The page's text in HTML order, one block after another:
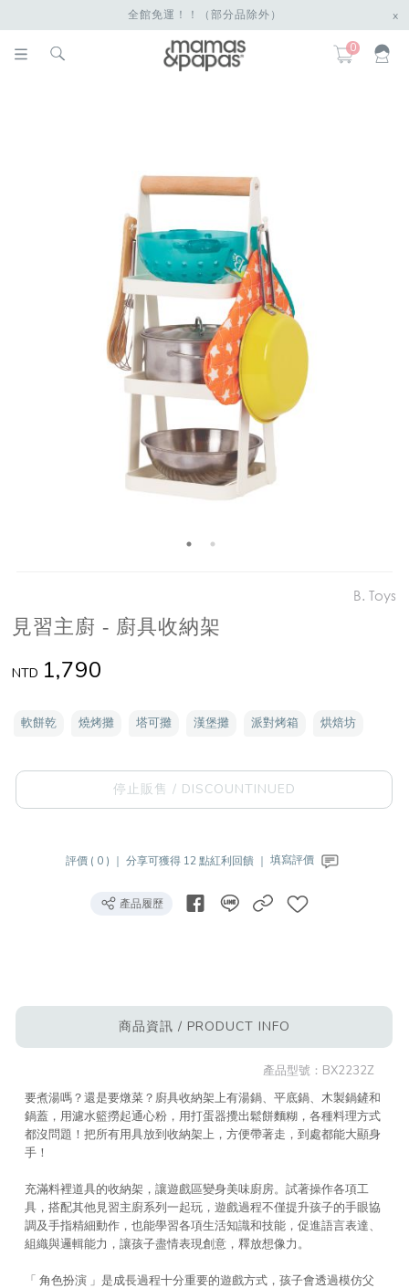
全館免運！！（部分品除外） x
0
B. Toys
見習主廚 - 廚具收納架
NTD 1,790
軟餅乾 燒烤攤 塔可攤 漢堡攤 派對烤箱 烘焙坊
停止販售 / DISCOUNTINUED
評價 ( 0 ) ｜分享可獲得 12 點紅利回饋 ｜填寫評價
產品履歷
商品資訊 / PRODUCT INFO
產品型號： BX2232Z
要煮湯嗎？還是要燉菜？廚具收納架上有湯鍋、平底鍋、木製鍋鏟和
鍋蓋，用濾水籃撈起通心粉，用打蛋器攪出鬆餅麵糊，各種料理方式
都沒問題！把所有用具放到收納架上，方便帶著走，到處都能大顯身
手！
充滿料裡道具的收納架，讓遊戲區變身美味廚房。試著操作各項工
具，搭配其他見習主廚系列一起玩，遊戲過程不僅提升孩子的手眼協
調及手指精細動作，也能學習各項生活知識和技能，促進語言表達、
組織與邏輯能力，讓孩子盡情表現創意，釋放想像力。
「 角色扮演 」是成長過程十分重要的遊戲方式，孩子會透過模仿父